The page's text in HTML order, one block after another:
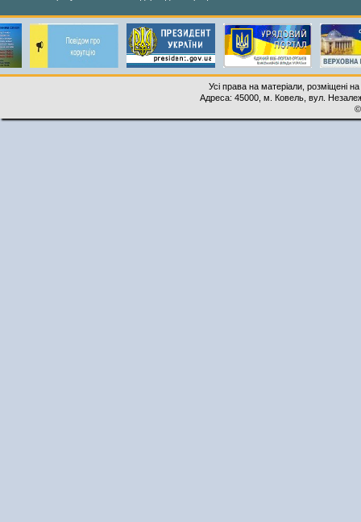
Усі права на матеріали, розміщені
Адреса: 45000, м. Ковель, вул.